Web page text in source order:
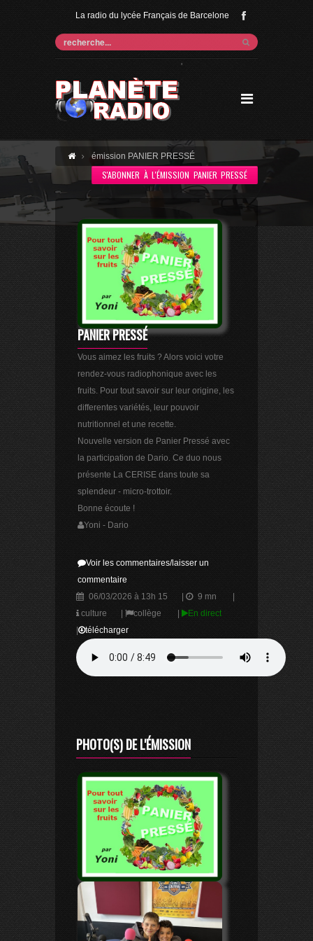
La radio du lycée Français de Barcelone
'
émission PANIER PRESSÉ
S'ABONNER À L'ÉMISSION PANIER PRESSÉ
PANIER PRESSÉ
Vous aimez les fruits ? Alors voici votre
rendez-vous radiophonique avec les
fruits. Pour tout savoir sur leur origine, les
differentes variétés, leur pouvoir
nutritionnel et une recette.
Nouvelle version de Panier Pressé avec
la participation de Dario. Ce duo nous
présente La CERISE dans toute sa
splendeur - micro-trottoir.
Bonne écoute !
Yoni - Dario
Voir les commentaires/laisser un
commentaire
06/03/2026 à 13h 15
| 9 mn
|
culture
| collège |
En direct
|
télécharger
PHOTO(S) DE L'ÉMISSION